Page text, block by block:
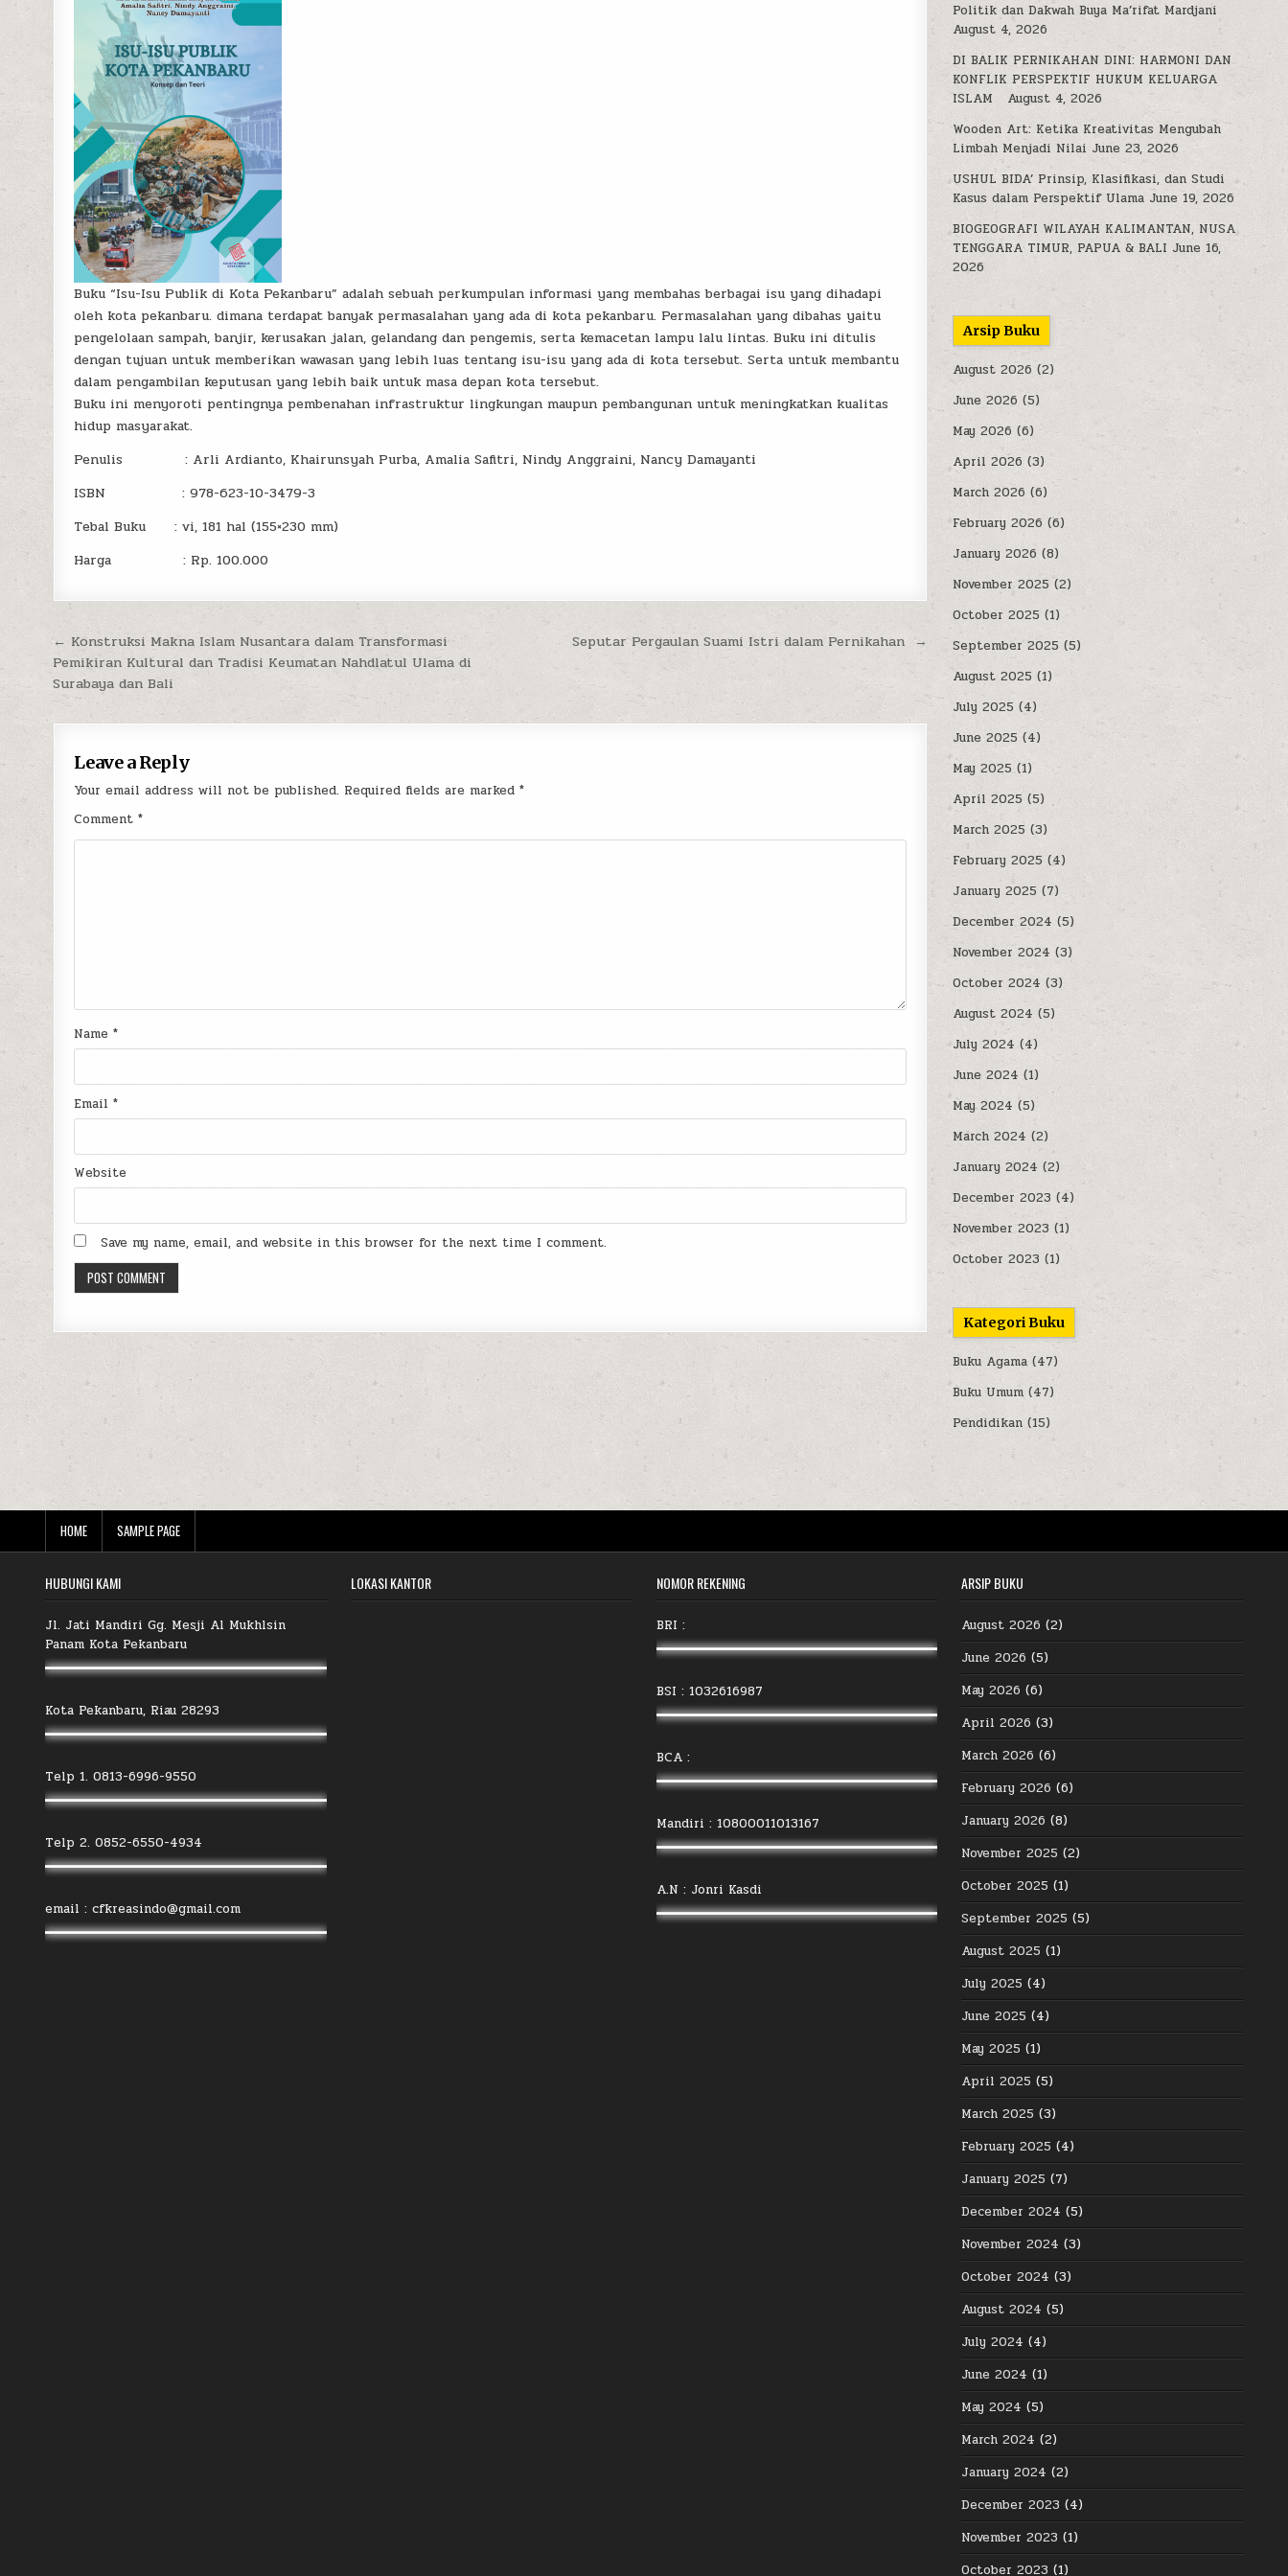
Buku “Isu-Isu Publik di Kota Pekanbaru” adalah sebuah perkumpulan informasi yang membahas berbagai isu yang dihadapi
oleh kota pekanbaru. dimana terdapat banyak permasalahan yang ada di kota pekanbaru. Permasalahan yang dibahas yaitu
pengelolaan sampah, banjir, kerusakan jalan, gelandang dan pengemis, serta kemacetan lampu lalu lintas. Buku ini ditulis
dengan tujuan untuk memberikan wawasan yang lebih luas tentang isu-isu yang ada di kota tersebut. Serta untuk membantu
dalam pengambilan keputusan yang lebih baik untuk masa depan kota tersebut.
Buku ini menyoroti pentingnya pembenahan infrastruktur lingkungan maupun pembangunan untuk meningkatkan kualitas
hidup masyarakat.
Penulis : Arli Ardianto, Khairunsyah Purba, Amalia Safitri, Nindy Anggraini, Nancy Damayanti
ISBN : 978-623-10-3479-3
Tebal Buku : vi, 181 hal (155×230 mm)
Harga : Rp. 100.000
Post
navigation
Seputar Pergaulan Suami Istri dalam Pernikahan →
← Konstruksi Makna Islam Nusantara dalam Transformasi
Pemikiran Kultural dan Tradisi Keumatan Nahdlatul Ulama di
Surabaya dan Bali
Leave a Reply
Your email address will not be published. Required fields are marked*
Comment*
Name*
Email*
Website
Save my name, email, and website in this browser for the next time I comment.
Politik dan Dakwah Buya Ma’rifat Mardjani
August 4, 2026
DI BALIK PERNIKAHAN DINI: HARMONI DAN
KONFLIK PERSPEKTIF HUKUM KELUARGA
ISLAM
August 4, 2026
Wooden Art: Ketika Kreativitas Mengubah
Limbah Menjadi Nilai June 23, 2026
USHUL BIDA’ Prinsip, Klasifikasi, dan Studi
Kasus dalam Perspektif Ulama June 19, 2026
BIOGEOGRAFI WILAYAH KALIMANTAN, NUSA
TENGGARA TIMUR, PAPUA & BALI June 16,
2026
Arsip Buku
August 2026 (2)
June 2026 (5)
May 2026 (6)
April 2026 (3)
March 2026 (6)
February 2026 (6)
January 2026 (8)
November 2025 (2)
October 2025 (1)
September 2025 (5)
August 2025 (1)
July 2025 (4)
June 2025 (4)
May 2025 (1)
April 2025(5)
March 2025 (3)
February 2025 (4)
January 2025 (7)
December 2024 (5)
November 2024 (3)
October 2024 (3)
August 2024 (5)
July 2024 (4)
June 2024 (1)
May 2024 (5)
March 2024 (2)
January 2024 (2)
December 2023 (4)
November 2023 (1)
October 2023 (1)
Kategori Buku
Buku Agama (47)
Buku Umum (47)
Pendidikan (15)
HOME SAMPLE PAGE
HUBUNGI KAMI
Jl. Jati Mandiri Gg. Mesji Al Mukhlsin
Panam Kota Pekanbaru
Kota Pekanbaru, Riau 28293
Telp 1. 0813-6996-9550
Telp 2. 0852-6550-4934
email : cfkreasindo@gmail.com
LOKASI KANTOR NOMOR REKENING
BRI :
BSI : 1032616987
BCA :
Mandiri : 10800011013167
A.N : Jonri Kasdi
ARSIP BUKU
August 2026 (2)
June 2026 (5)
May 2026 (6)
April 2026 (3)
March 2026 (6)
February 2026 (6)
January 2026 (8)
November 2025 (2)
October 2025 (1)
September 2025 (5)
August 2025 (1)
July 2025 (4)
June 2025 (4)
May 2025 (1)
April 2025 (5)
March 2025 (3)
February 2025 (4)
January 2025 (7)
December 2024 (5)
November 2024 (3)
October 2024 (3)
August 2024 (5)
July 2024 (4)
June 2024 (1)
May 2024 (5)
March 2024 (2)
January 2024 (2)
December 2023 (4)
November 2023 (1)
October 2023 (1)